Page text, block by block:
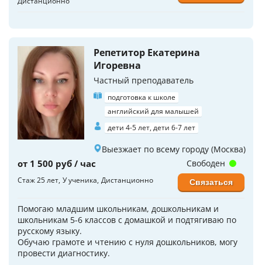
Репетитор Екатерина
Игоревна
Частный преподаватель
подготовка к школе
английский для малышей
дети 4-5 лет, дети 6-7 лет
Выезжает по всему городу (Москва)
от 1 500 руб / час
Стаж 25 лет У ученика Дистанционно
Помогаю младшим школьникам, дошкольникам и
школьникам 5-6 классов с домашкой и подтягиваю по
русскому языку.
Обучаю грамоте и чтению с нуля дошкольников, могу
провести диагностику.
Свободен
Связаться